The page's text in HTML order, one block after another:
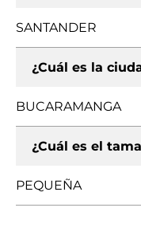
SANTANDER
¿Cuál es la
BUCARAMANGA
¿Cuál es el
PEQUEÑA